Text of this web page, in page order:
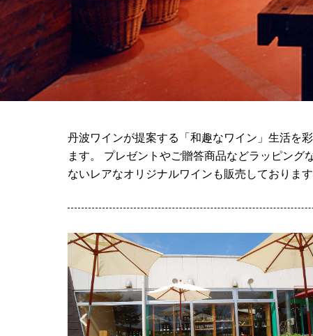
丹波ワインが提案する「和趣なワイン」生活を
ます。 プレゼントやご贈答商品などラッピン
ないレアなオリジナルワインも販売しております